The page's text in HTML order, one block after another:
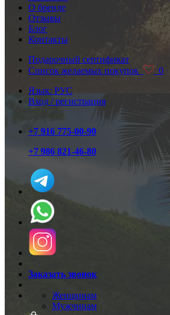
О бренде
Отзывы
Блог
Контакты
Подарочный сертификат
Список желаемых покупок
0
Язык: РУС
Вход / регистрация
+7 916 775-00-90
+7 986 821-46-80
Заказать звонок
Женщинам
Мужчинам